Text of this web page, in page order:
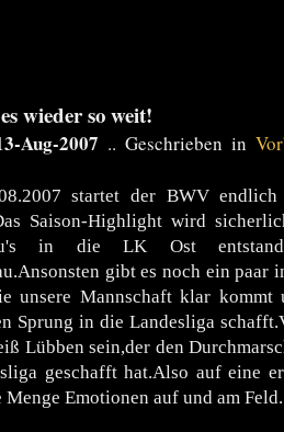
wieder so weit!
Aug-2007 .. Geschrieben in
startet der BWV
Saison-Highlight wird
in die LK Ost
gibt es noch ein paar
unsere Mannschaft klar
Sprung in die Landesliga
Lübben sein,der den
geschafft hat.Also auf eine
Menge Emotionen auf und am Feld.